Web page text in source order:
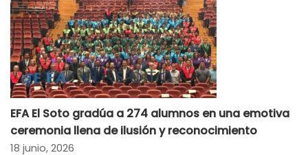
EFA El Soto gradúa a 274 alumnos en una emotiva
ceremonia llena de ilusión y reconocimiento
18 junio, 2026